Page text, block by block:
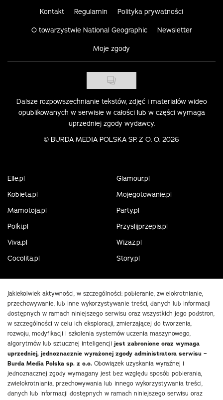
Kontakt Regulamin Polityka prywatności
O towarzystwie National Geographic Newsletter
Moje zgody
Dalsze rozpowszechnianie tekstów, zdjęć i materiałów wideo
opublikowanych w serwisie w całości lub w części wymaga
uprzedniej zgody wydawcy.
© BURDA MEDIA POLSKA SP. Z O. O. 2026
Elle.pl
Glamour.pl
Kobieta.pl
Mojegotowanie.pl
Mamotoja.pl
Party.pl
Polki.pl
Przyslijprzepis.pl
Viva.pl
Wizaz.pl
Cocolita.pl
Story.pl
Jakiekolwiek aktywności, w szczególności: pobieranie, zwielokrotnianie,
przechowywanie, lub inne wykorzystywanie treści, danych lub informacji
dostępnych w ramach niniejszego serwisu oraz wszystkich jego podstron,
w szczególności w celu ich eksploracji, zmierzającej do tworzenia,
rozwoju, modyfikacji i szkolenia systemów uczenia maszynowego,
algorytmów lub sztucznej inteligencji jest zabronione oraz wymaga
uprzedniej, jednoznacznie wyrażonej zgody administratora serwisu –
Burda Media Polska sp. z o.o. Obowiązek uzyskania wyraźnej i
jednoznacznej zgody wymagany jest bez względu sposób pobierania,
zwielokrotniania, przechowywania lub innego wykorzystywania treści,
danych lub informacji dostępnych w ramach niniejszego serwisu oraz